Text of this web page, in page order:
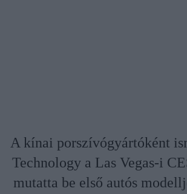
A kínai porszívógyártóként
Technology a Las Vegas-i
mutatta be első autós